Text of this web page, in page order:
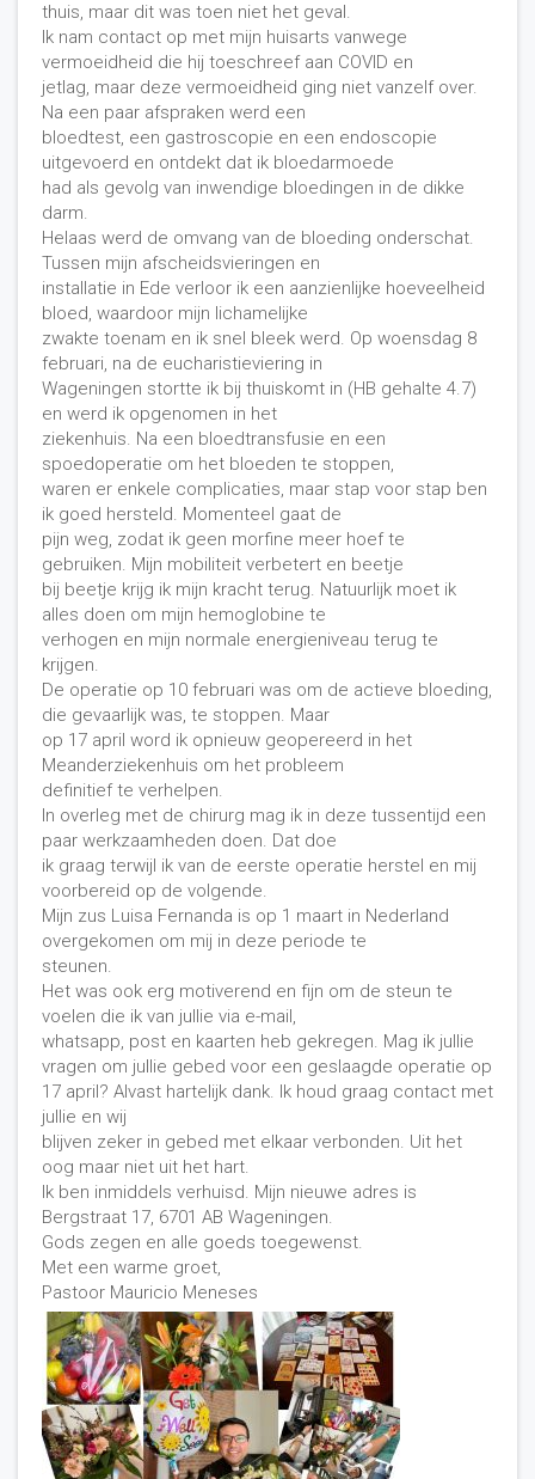
thuis, maar dit was toen niet het geval.
Ik nam contact op met mijn huisarts vanwege
vermoeidheid die hij toeschreef aan COVID en
jetlag, maar deze vermoeidheid ging niet vanzelf over.
Na een paar afspraken werd een
bloedtest, een gastroscopie en een endoscopie
uitgevoerd en ontdekt dat ik bloedarmoede
had als gevolg van inwendige bloedingen in de dikke
darm.
Helaas werd de omvang van de bloeding onderschat.
Tussen mijn afscheidsvieringen en
installatie in Ede verloor ik een aanzienlijke hoeveelheid
bloed, waardoor mijn lichamelijke
zwakte toenam en ik snel bleek werd. Op woensdag 8
februari, na de eucharistieviering in
Wageningen stortte ik bij thuiskomt in (HB gehalte 4.7)
en werd ik opgenomen in het
ziekenhuis. Na een bloedtransfusie en een
spoedoperatie om het bloeden te stoppen,
waren er enkele complicaties, maar stap voor stap ben
ik goed hersteld. Momenteel gaat de
pijn weg, zodat ik geen morfine meer hoef te
gebruiken. Mijn mobiliteit verbetert en beetje
bij beetje krijg ik mijn kracht terug. Natuurlijk moet ik
alles doen om mijn hemoglobine te
verhogen en mijn normale energieniveau terug te
krijgen.
De operatie op 10 februari was om de actieve bloeding,
die gevaarlijk was, te stoppen. Maar
op 17 april word ik opnieuw geopereerd in het
Meanderziekenhuis om het probleem
definitief te verhelpen.
In overleg met de chirurg mag ik in deze tussentijd een
paar werkzaamheden doen. Dat doe
ik graag terwijl ik van de eerste operatie herstel en mij
voorbereid op de volgende.
Mijn zus Luisa Fernanda is op 1 maart in Nederland
overgekomen om mij in deze periode te
steunen.
Het was ook erg motiverend en fijn om de steun te
voelen die ik van jullie via e-mail,
whatsapp, post en kaarten heb gekregen. Mag ik jullie
vragen om jullie gebed voor een geslaagde operatie op
17 april? Alvast hartelijk dank. Ik houd graag contact met
jullie en wij
blijven zeker in gebed met elkaar verbonden. Uit het
oog maar niet uit het hart.
Ik ben inmiddels verhuisd. Mijn nieuwe adres is
Bergstraat 17, 6701 AB Wageningen.
Gods zegen en alle goeds toegewenst.
Met een warme groet,
Pastoor Mauricio Meneses